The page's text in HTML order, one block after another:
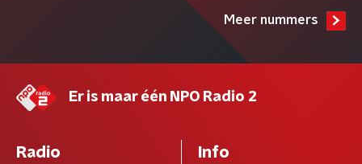
Meer nummers
Er is maar één NPO Radio 2
Radio Info